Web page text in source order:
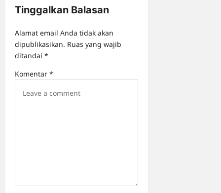
g
t
i
n
Tinggalkan Balasan
Alamat email Anda tidak akan
dipublikasikan. Ruas yang wajib
ditandai *
Komentar *